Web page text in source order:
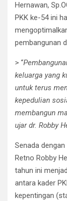
Hernawan,
PKK ke-54 ini
pembangunan
> “
keluarga yang
untuk terus
kepedulian
membangun
ujar dr. Robby
Senada
Retno Robby
tahun ini
antara kader
kepentingan